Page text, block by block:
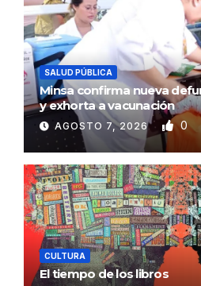
SALUD PÚBLICA
Minsa confirma nueva
y exhorta a vacunación
AGOSTO 7, 2026 0
CULTURA
El tiempo de los libros